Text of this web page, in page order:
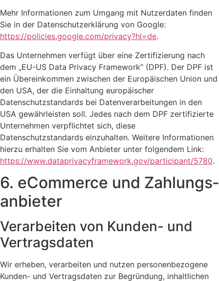
Mehr Informationen zum Umgang mit Nutzerdaten finden
Sie in der Datenschutzerklärung von Google:
https://policies.google.com/privacy?hl=de.
Das Unternehmen verfügt über eine Zertifizierung nach
dem „EU-US Data Privacy Framework“ (DPF). Der DPF ist
ein Übereinkommen zwischen der Europäischen Union und
den USA, der die Einhaltung europäischer
Datenschutzstandards bei Datenverarbeitungen in den
USA gewährleisten soll. Jedes nach dem DPF zertifizierte
Unternehmen verpflichtet sich, diese
Datenschutzstandards einzuhalten. Weitere Informationen
hierzu erhalten Sie vom Anbieter unter folgendem Link:
https://www.dataprivacyframework.gov/participant/5780.
6. eCommerce und Zahlungs­
anbieter
Verarbeiten von Kunden- und
Vertragsdaten
Wir erheben, verarbeiten und nutzen personenbezogene
Kunden- und Vertragsdaten zur Begründung, inhaltlichen